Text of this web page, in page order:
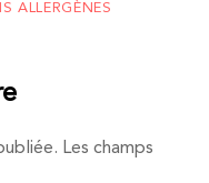
ALLERGÈNES
Les champs